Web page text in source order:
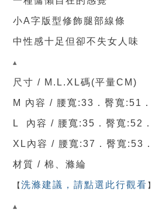
小A字版型修飾腿部線條
中性感十足但卻不失女人味
▴
尺寸 / M.L.XL碼(平量CM)
M 內容 / 腰寬:33．臀寬:51．
L 內容 / 腰寬:35．臀寬:52．
XL內容 / 腰寬:37．臀寬:53．
材質 / 棉、滌綸
【洗滌建議，請點選此行觀看】
▴